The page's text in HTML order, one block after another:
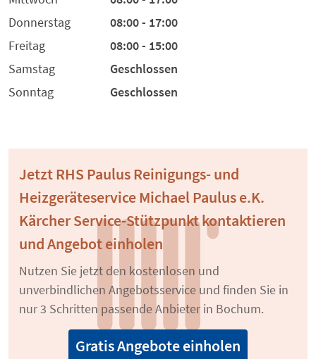
Donnerstag
08:00 - 17:00
Freitag
08:00 - 15:00
Samstag
Geschlossen
Sonntag
Geschlossen
Jetzt RHS Paulus Reinigungs- und
Heizgeräteservice Michael Paulus e.K.
Kärcher Service-Stützpunkt kontaktieren
und Angebot einholen
Nutzen Sie jetzt den kostenlosen und
unverbindlichen Angebotsservice und finden Sie in
nur 3 Schritten passende Anbieter in Bochum.
Gratis Angebote einholen